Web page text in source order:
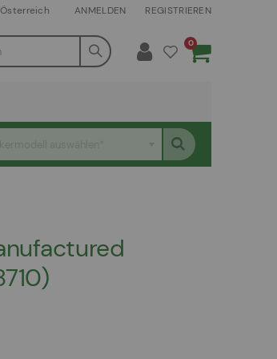
ANMELDEN REGISTRIEREN
Warenkorb
0Artikel